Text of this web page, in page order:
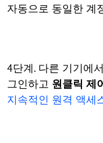
자동으로 동일한 계
4단계. 다른 기기에
그인하고 원클릭 제
지속적인 원격 액세